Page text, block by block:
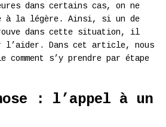
dans certains cas, on ne
à la légère. Ainsi, si un de
dans cette situation, il
Dans cet article, nous
comment s’y prendre par étape
: l’appel à un